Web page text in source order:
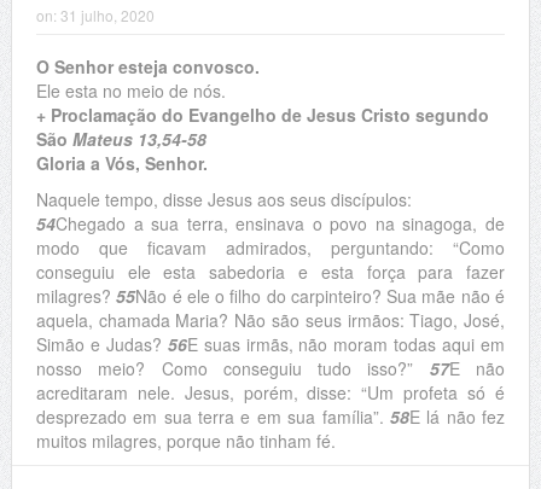
on: 31 julho, 2020
O Senhor esteja convosco.
Ele esta no meio de nós.
+ Proclamação do Evangelho de Jesus Cristo segundo
São Mateus 13,54-58
Gloria a Vós, Senhor.
Naquele tempo, disse Jesus aos seus discípulos:
54Chegado a sua terra, ensinava o povo na sinagoga, de
modo que ficavam admirados, perguntando: “Como
conseguiu ele esta sabedoria e esta força para fazer
milagres?55Não é ele o filho do carpinteiro? Sua mãe não é
aquela, chamada Maria? Não são seus irmãos: Tiago, José,
Simão e Judas? 56E suas irmãs, não moram todas aqui em
nosso meio? Como conseguiu tudo isso?” 57E não
acreditaram nele. Jesus, porém, disse: “Um profeta só é
desprezado em sua terra e em sua família”. 58E lá não fez
muitos milagres, porque não tinham fé.